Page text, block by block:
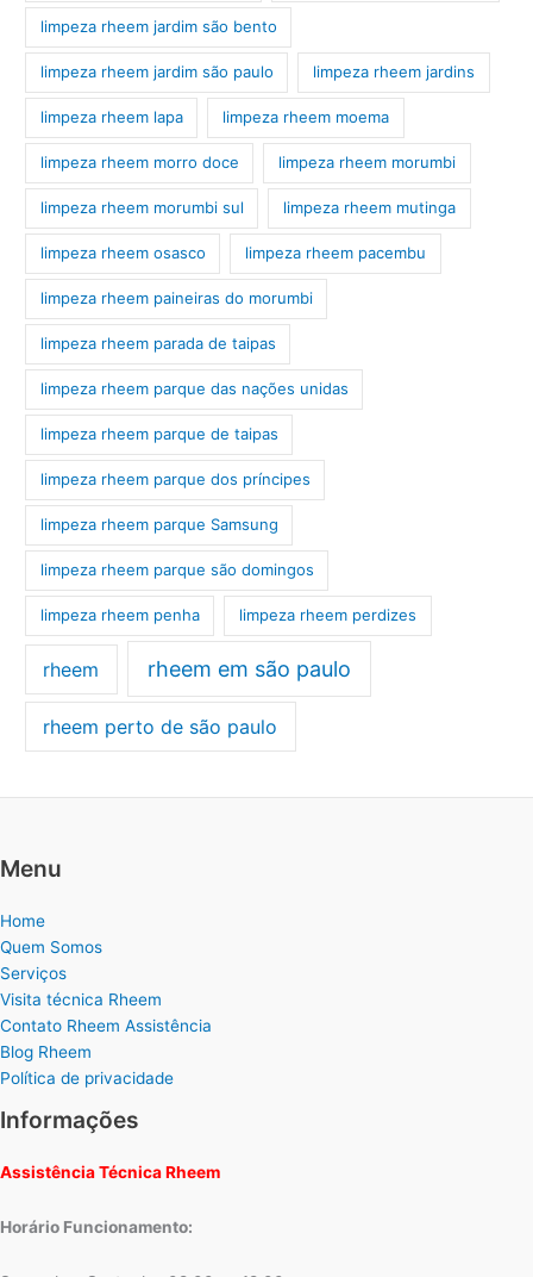
limpeza rheem jardim são bento
limpeza rheem jardim são paulo limpeza rheem jardins
limpeza rheem lapa limpeza rheem moema
limpeza rheem morro doce limpeza rheem morumbi
limpeza rheem morumbi sul limpeza rheem mutinga
limpeza rheem osasco limpeza rheem pacembu
limpeza rheem paineiras do morumbi
limpeza rheem parada de taipas
limpeza rheem parque das nações unidas
limpeza rheem parque de taipas
limpeza rheem parque dos príncipes
limpeza rheem parque Samsung
limpeza rheem parque são domingos
limpeza rheem penha limpeza rheem perdizes
rheem rheem em são paulo
rheem perto de são paulo
Menu
Home
Quem Somos
Serviços
Visita técnica Rheem
Contato Rheem Assistência
Blog Rheem
Política de privacidade
Informações
Assistência Técnica Rheem
Horário Funcionamento: